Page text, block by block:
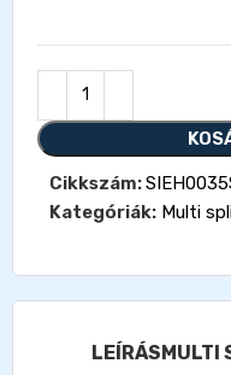
Cikkszám:
Kategóriák: Multi
LEÍRÁSMULTI